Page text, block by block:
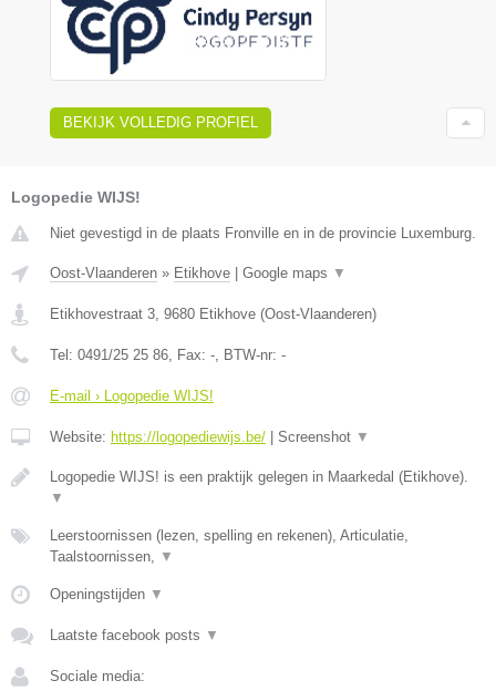
BEKIJK VOLLEDIG PROFIEL
Logopedie WIJS!
Niet gevestigd in de plaats Fronville en in de provincie Luxemburg.
Oost-Vlaanderen » Etikhove Google maps ▼
Etikhovestraat 3, 9680 Etikhove (Oost-Vlaanderen)
Tel: 0491/25 25 86, Fax: -, BTW-nr: -
E-mail › Logopedie WIJS!
Website: https://logopediewijs.be/ Screenshot ▼
Logopedie WIJS! is een praktijk gelegen in Maarkedal (Etikhove).
▼
Leerstoornissen (lezen, spelling en rekenen), Articulatie,
Taalstoornissen, ▼
Openingstijden ▼
Laatste facebook posts ▼
Sociale media: